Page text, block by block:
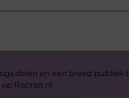
delen en een breed publiek
Riscript.nl